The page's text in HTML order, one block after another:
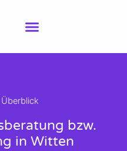
bzw.
in Witten